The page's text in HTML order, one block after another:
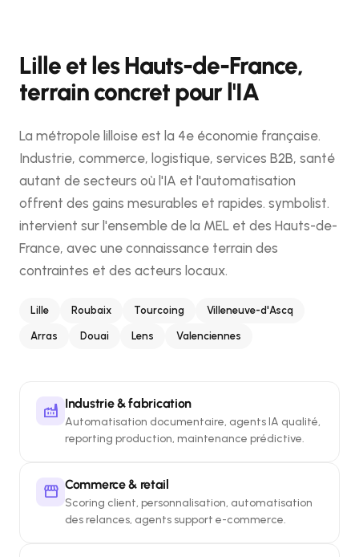
Lille et les Hauts-de-France,
terrain concret pour l'IA
La métropole lilloise est la 4e économie française.
Industrie, commerce, logistique, services B2B, santé
autant de secteurs où l'IA et l'automatisation
offrent des gains mesurables et rapides. symbolist.
intervient sur l'ensemble de la MEL et des Hauts-de-
France, avec une connaissance terrain des
contraintes et des acteurs locaux.
Lille Roubaix Tourcoing Villeneuve-d'Ascq
Arras Douai Lens Valenciennes
factory Industrie & fabrication
Automatisation documentaire, agents IA qualité,
reporting production, maintenance prédictive.
storefront Commerce & retail
Scoring client, personnalisation, automatisation
des relances, agents support e-commerce.